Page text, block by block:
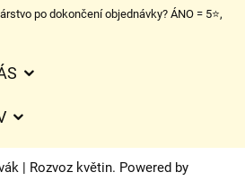
po dokončení objednávky? ÁNO = 5⭐,
– prehľad možností
| Rozvoz květin. Powered by